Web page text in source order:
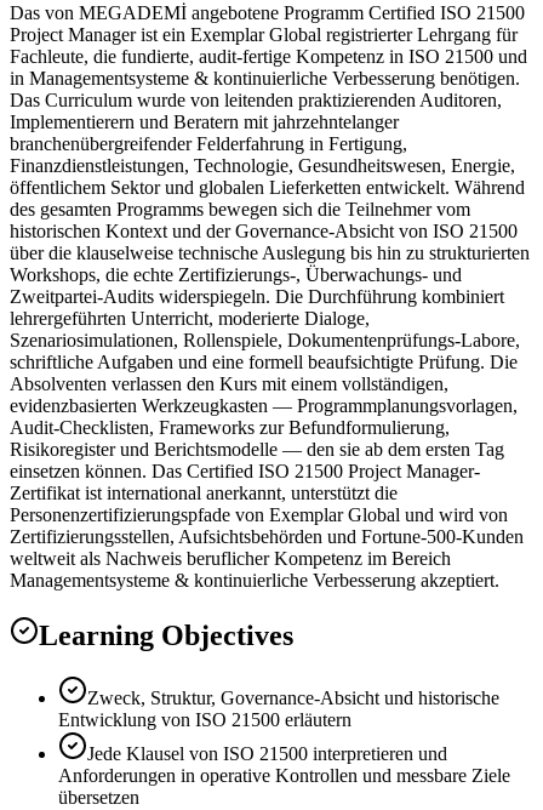
Das von MEGADEMİ angebotene Programm Certified ISO 21500
Project Manager ist ein Exemplar Global registrierter Lehrgang für
Fachleute, die fundierte, audit-fertige Kompetenz in ISO 21500 und
in Managementsysteme & kontinuierliche Verbesserung benötigen.
Das Curriculum wurde von leitenden praktizierenden Auditoren,
Implementierern und Beratern mit jahrzehntelanger
branchenübergreifender Felderfahrung in Fertigung,
Finanzdienstleistungen, Technologie, Gesundheitswesen, Energie,
öffentlichem Sektor und globalen Lieferketten entwickelt. Während
des gesamten Programms bewegen sich die Teilnehmer vom
historischen Kontext und der Governance-Absicht von ISO 21500
über die klauselweise technische Auslegung bis hin zu strukturierten
Workshops, die echte Zertifizierungs-, Überwachungs- und
Zweitpartei-Audits widerspiegeln. Die Durchführung kombiniert
lehrergeführten Unterricht, moderierte Dialoge,
Szenariosimulationen, Rollenspiele, Dokumentenprüfungs-Labore,
schriftliche Aufgaben und eine formell beaufsichtigte Prüfung. Die
Absolventen verlassen den Kurs mit einem vollständigen,
evidenzbasierten Werkzeugkasten — Programmplanungsvorlagen,
Audit-Checklisten, Frameworks zur Befundformulierung,
Risikoregister und Berichtsmodelle — den sie ab dem ersten Tag
einsetzen können. Das Certified ISO 21500 Project Manager-
Zertifikat ist international anerkannt, unterstützt die
Personenzertifizierungspfade von Exemplar Global und wird von
Zertifizierungsstellen, Aufsichtsbehörden und Fortune-500-Kunden
weltweit als Nachweis beruflicher Kompetenz im Bereich
Managementsysteme & kontinuierliche Verbesserung akzeptiert.
Learning Objectives
Zweck, Struktur, Governance-Absicht und historische
Entwicklung von ISO 21500 erläutern
Jede Klausel von ISO 21500 interpretieren und
Anforderungen in operative Kontrollen und messbare Ziele
übersetzen